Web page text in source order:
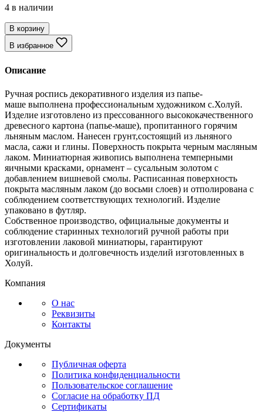
4 в наличии
В корзину
В избранное
Описание
Ручная роспись декоративного изделия из папье-
маше выполнена профессиональным художником с.Холуй.
Изделие изготовлено из прессованного высококачественного
древесного картона (папье-маше), пропитанного горячим
льняным маслом. Нанесен грунт,состоящий из льняного
масла, сажи и глины. Поверхность покрыта черным масляным
лаком. Миниатюрная живопись выполнена темперными
яичными красками, орнамент – сусальным золотом с
добавлением вишневой смолы. Расписанная поверхность
покрыта масляным лаком (до восьми слоев) и отполирована с
соблюдением соответствующих технологий. Изделие
упаковано в футляр.
Собственное производство, официальные документы и
соблюдение старинных технологий ручной работы при
изготовлении лаковой миниатюры, гарантируют
оригинальность и долговечность изделий изготовленных в
Холуй.
Компания
О нас
Реквизиты
Контакты
Документы
Публичная оферта
Политика конфиденциальности
Пользовательское соглашение
Согласие на обработку ПД
Сертификаты